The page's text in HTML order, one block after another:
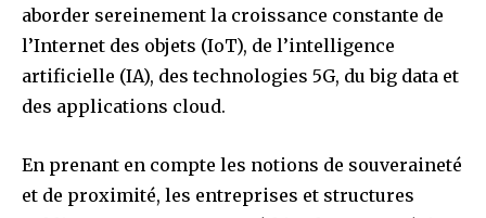
aborder sereinement la croissance constante de
l’Internet des objets (IoT), de l’intelligence
artificielle (IA), des technologies 5G, du big data et
des applications cloud.
En prenant en compte les notions de souveraineté
et de proximité, les entreprises et structures